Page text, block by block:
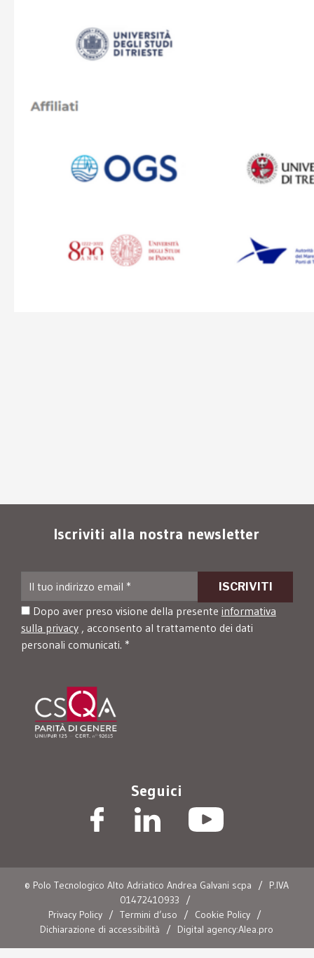
Iscriviti alla nostra newsletter
Dopo aver preso visione della presente informativa
sulla privacy, acconsento al trattamento dei dati
personali comunicati. *
Seguici
© Polo Tecnologico Alto Adriatico Andrea Galvani scpa /
P.IVA
01472410933
/
Privacy Policy / Termini d’uso / Cookie Policy /
Dichiarazione di accessibilità
/ Digital agency:Alea.pro